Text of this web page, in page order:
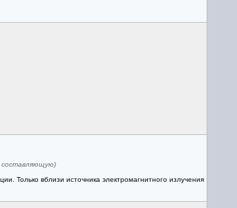
составляющую)
Только вблизи источника электромагнитного излучения